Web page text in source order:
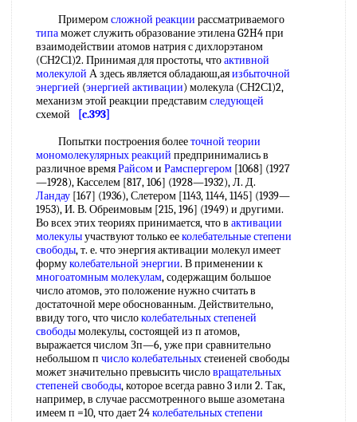
Примеромсложной реакции рассматриваемого
типаможет служить образование этилена G2H4 при
взаимодействии атомов натрия с дихлорэтаном
(СН2С1)2. Принимая для простоты, чтоактивной
молекулой А здесь является обладаюш,аяизбыточной
энергией (энергией активации) молекула (СН2С1)2,
механизм этой реакции представимследующей
схемой
[c.393]
Попытки построения болееточной теории
мономолекулярных реакций предпринимались в
различное времяРайсоми Рамспергером [1068] (1927
—1928), Касселем [817, 106] (1928—1932), Л. Д.
Ландау [167] (1936), Слетером [1143, 1144, 1145] (1939—
1953), И. В. Обреимовым [215, 196] (1949) и другими.
Во всех этих теориях принимается, что в активации
молекулыучаствуют только ееколебательные степени
свободы, т. е. что энергия активации молекул имеет
формуколебательной энергии. В применении к
многоатомным молекулам, содержащим большое
число атомов, это положение нужно считать в
достаточной мере обоснованным. Действительно,
ввиду того, что числоколебательных степеней
свободымолекулы, состоящей из п атомов,
выражается числом Зп—6, уже при сравнительно
небольшом п число колебательныхстеиеней свободы
может значительно превысить числовращательных
степеней свободы, которое всегда равно 3 или 2. Так,
например, в случае рассмотренного выше азометана
имеем п =10, что дает 24колебательных степени